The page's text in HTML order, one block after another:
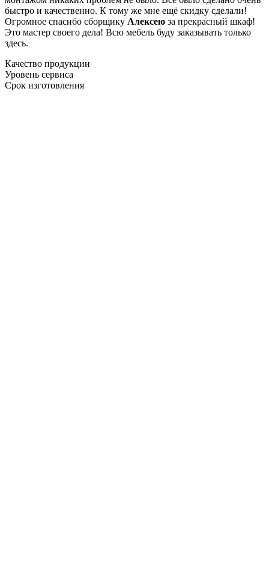
быстро и качественно. К тому же мне ещё скидку сделали!
Огромное спасибо сборщику Алексею за прекрасный шкаф!
Это мастер своего дела! Всю мебель буду заказывать только
здесь.
Качество продукции
Уровень сервиса
Срок изготовления